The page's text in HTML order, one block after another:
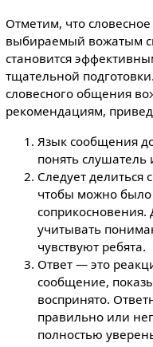
Отметим, что
выбираемый вожатым
становится
тщательной
словесного общения
рекомендациям,
Язык сообщения
понять
Следует делиться
чтобы можно
соприкосновения.
учитывать
чувствуют ребята.
Ответ — это
сообщение,
воспринято.
правильно или
полностью